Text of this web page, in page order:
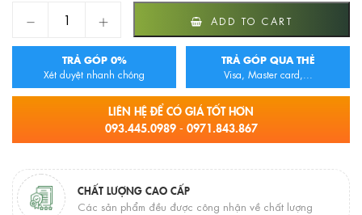
Vòi Lavabo âm tường GIOGO NM AT0328 quantity
ADD TO CART
TRẢ GÓP 0%
Xét duyệt nhanh chóng
TRẢ GÓP QUA THẺ
Visa, Master card,...
LIÊN HỆ ĐỂ CÓ GIÁ TỐT HƠN
093.445.0989 - 0971.843.867
CHẤT LƯỢNG CAO CẤP
Các sản phẩm đều được công nhận về chất lượng